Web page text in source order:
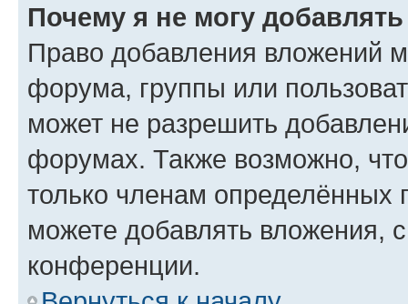
Почему я не могу
Право добавления вложений
форума, группы или
может не разрешить
форумах. Также возможно,
только членам определённых
можете добавлять вложения,
конференции.